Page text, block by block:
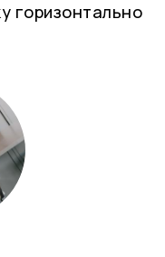
горизонтально